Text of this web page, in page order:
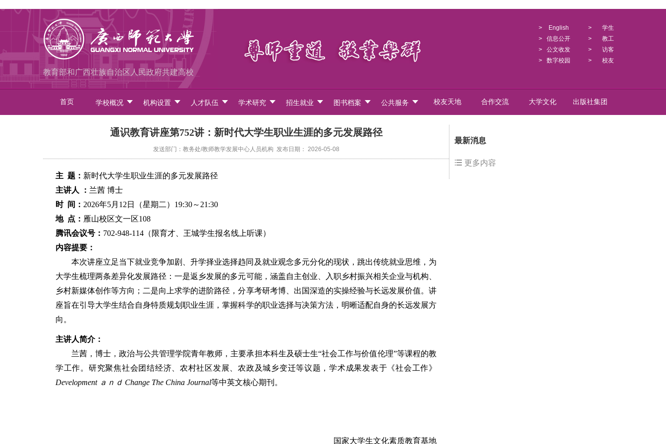
教育部和广西壮族自治区人民政府共建高校
>
English
>
信息公开
>
公文收发
>
数字校园
>
学生
>
教工
>
访客
>
校友
首页 学校概况 机构设置 人才队伍 学术研究 招生就业 图书档案 公共服务 校友天地 合作交流 大学文化 出版社集团
通识教育讲座第752讲：新时代大学生职业生涯的多元发展路径
发送部门：教务处/教师教学发展中心人员机构 发布日期： 2026-05-08
主 题： 新时代大学生职业生涯的多元发展路径
主讲人 ： 兰茜 博士
时 间： 2026年5月12日（星期二）19:30～21:30
地 点： 雁山校区文一区108
腾讯会议号： 702-948-114（限育才、王城学生报名线上听课）
内容提要：
本次讲座立足当下就业竞争加剧、升学择业选择趋同及就业观念多元分化的现状，跳出传统就业思维，为
大学生梳理两条差异化发展路径：一是返乡发展的多元可能，涵盖自主创业、入职乡村振兴相关企业与机构、
乡村新媒体创作等方向；二是向上求学的进阶路径，分享考研考博、出国深造的实操经验与长远发展价值。讲
座旨在引导大学生结合自身特质规划职业生涯，掌握科学的职业选择与决策方法，明晰适配自身的长远发展方
向。
主讲人简介：
兰茜，博士，政治与公共管理学院青年教师，主要承担本科生及硕士生“社会工作与价值伦理”等课程的教
学工作。研究聚焦社会团结经济、农村社区发展、农政及城乡变迁等议题，学术成果发表于《社会工作》
Development ａｎｄ Change The China Journal等中英文核心期刊。
国家大学生文化素质教育基地
最新消息
更多内容